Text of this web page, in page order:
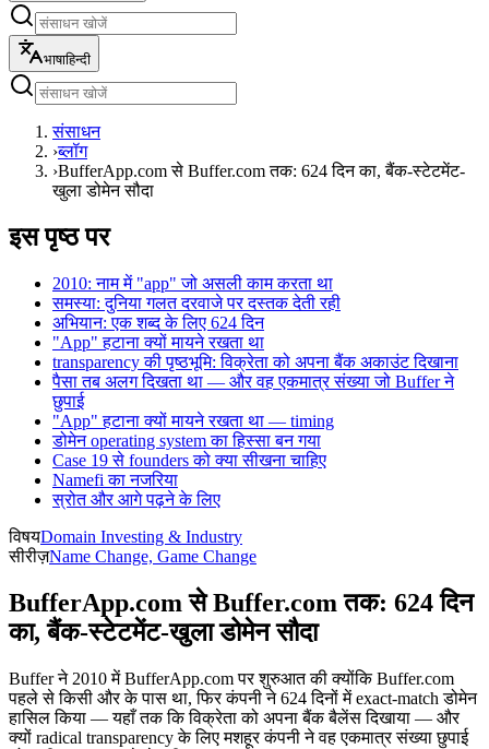
भाषाहिन्दी
संसाधन
›ब्लॉग
›BufferApp.com से Buffer.com तक: 624 दिन का, बैंक-स्टेटमेंट-
खुला डोमेन सौदा
इस पृष्ठ पर
2010: नाम में "app" जो असली काम करता था
समस्या: दुनिया गलत दरवाजे पर दस्तक देती रही
अभियान: एक शब्द के लिए 624 दिन
"App" हटाना क्यों मायने रखता था
transparency की पृष्ठभूमि: विक्रेता को अपना बैंक अकाउंट दिखाना
पैसा तब अलग दिखता था — और वह एकमात्र संख्या जो Buffer ने
छुपाई
"App" हटाना क्यों मायने रखता था — timing
डोमेन operating system का हिस्सा बन गया
Case 19 से founders को क्या सीखना चाहिए
Namefi का नजरिया
स्रोत और आगे पढ़ने के लिए
विषयDomain Investing & Industry
सीरीज़Name Change, Game Change
BufferApp.com से Buffer.com तक: 624 दिन
का, बैंक-स्टेटमेंट-खुला डोमेन सौदा
Buffer ने 2010 में BufferApp.com पर शुरुआत की क्योंकि Buffer.com
पहले से किसी और के पास था, फिर कंपनी ने 624 दिनों में exact-match डोमेन
हासिल किया — यहाँ तक कि विक्रेता को अपना बैंक बैलेंस दिखाया — और
क्यों radical transparency के लिए मशहूर कंपनी ने वह एकमात्र संख्या छुपाई